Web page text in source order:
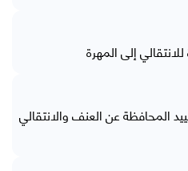
إلى المهرة
المحافظة عن العنف والانتقالي